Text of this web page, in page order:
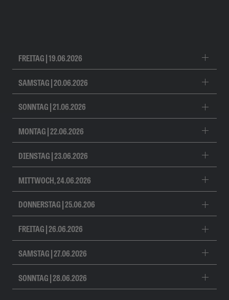
FREITAG | 19.06.2026
SAMSTAG | 20.06.2026
SONNTAG | 21.06.2026
MONTAG | 22.06.2026
DIENSTAG | 23.06.2026
MITTWOCH, 24.06.2026
DONNERSTAG | 25.06.206
FREITAG | 26.06.2026
SAMSTAG | 27.06.2026
SONNTAG | 28.06.2026